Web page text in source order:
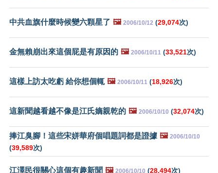
中共血旗什麼時候變六顆星了 🖼️ 2006/10/12 (29,074次)
金無賴崩出來這個屁是有原因的 🖼️ 2006/10/11 (33,521次)
這樣上訪太吃虧 給你想個輒 🖼️ 2006/10/11 (18,926次)
這新聞越看越不像是江氏嫡親乾的 🖼️ 2006/10/10 (32,074次)
捧江臭腳！這些宋姘華府個唱題詞都是證據 🖼️ 2006/10/10
(39,589次)
江澤民很關心這個有趣新聞 🖼️ 2006/10/10 (28,494次)